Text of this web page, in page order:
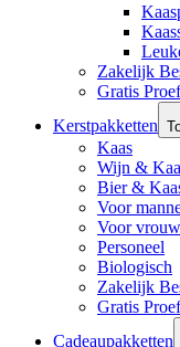
Zakelijk
Gratis
Kerstpakketten
Kaas
Wijn &
Bier &
Voor
Voor
Personeel
Biologisch
Zakelijk
Gratis
Cadeaupakketten